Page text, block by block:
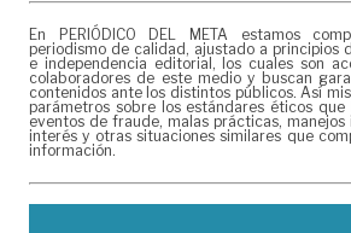
En PERIÓDICO DEL META estamos
periodismo de calidad, ajustado a principios
e independencia editorial, los cuales son
colaboradores de este medio y buscan
contenidos ante los distintos públicos. Así
parámetros sobre los estándares éticos
eventos de fraude, malas prácticas,
interés y otras situaciones similares que
información.